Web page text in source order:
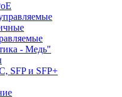
- Медь"
SFP и SFP+